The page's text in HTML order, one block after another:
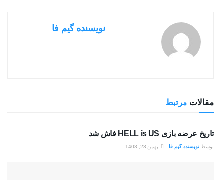
نویسنده گیم فا
مقالات مرتبط
تاریخ عرضه بازی HELL is US فاش شد
توسط نویسنده گیم فا بهمن 23, 1403